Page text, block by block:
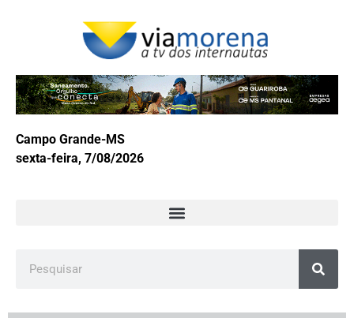
Campo Grande-MS
sexta-feira, 7/08/2026